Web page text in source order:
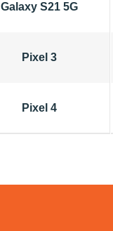
Galaxy S21 5G
Pixel 3
Pixel 4